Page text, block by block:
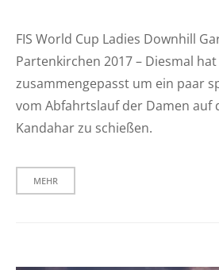
FIS World Cup Ladies Downhill
Partenkirchen 2017 – Diesmal hat
zusammengepasst um ein paar
vom Abfahrtslauf der Damen auf
Kandahar zu schießen.
MEHR